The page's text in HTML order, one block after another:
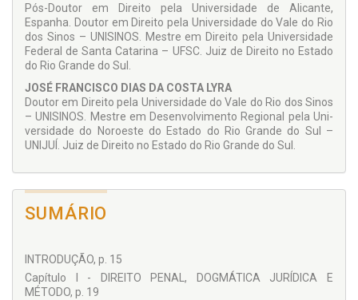
do Estado do Rio Grande do Sul.
Pós-Doutor em Direito pela Uni­versidade de Alicante,
Espanha. Doutor em Direito pela Univer­sidade do Vale do Rio
dos Sinos – UNISINOS. Mestre em Direito pela Universidade
Federal de Santa Catarina – UFSC. Juiz de Direito no Estado
do Rio Grande do Sul.
JOSÉ FRANCISCO DIAS DA COSTA LYRA
Doutor em Direito pela Univer­sidade do Vale do Rio dos Sinos
– UNISINOS. Mestre em Desen­volvimento Regional pela Uni­
versidade do Noroeste do Estado do Rio Grande do Sul –
UNIJUÍ. Juiz de Direito no Estado do Rio Grande do Sul.
SUMÁRIO
INTRODUÇÃO, p. 15
Capítulo I - DIREITO PENAL, DOGMÁTICA JURÍDICA E
MÉTODO, p. 19